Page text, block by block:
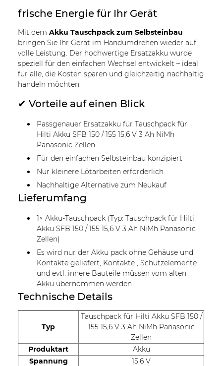
frische Energie für Ihr Gerät
Mit dem Akku Tauschpack zum Selbsteinbau
bringen Sie Ihr Gerät im Handumdrehen wieder auf
volle Leistung. Der hochwertige Ersatzakku wurde
speziell für den einfachen Wechsel entwickelt – ideal
für alle, die Kosten sparen und gleichzeitig nachhaltig
handeln möchten.
✔ Vorteile auf einen Blick
Passgenauer Ersatzakku für Tauschpack für
Hilti Akku SFB 150 / 155 15,6 V 3 Ah NiMh
Panasonic Zellen
Für den einfachen Selbsteinbau konzipiert
Nur kleinere Lötarbeiten erforderlich
Nachhaltige Alternative zum Neukauf
Lieferumfang
1× Akku-Tauschpack (Typ: Tauschpack für Hilti
Akku SFB 150 / 155 15,6 V 3 Ah NiMh Panasonic
Zellen)
Es wird nur der Akku pack ohne Gehäuse und
Kontakte geliefert, Kontakte , Schutzelemente
und evtl. innere Bauteile müssen vom alten
Akku übernommen werden
Technische Details
Typ
Tauschpack für Hilti Akku SFB 150 /
155 15,6 V 3 Ah NiMh Panasonic
Zellen
Produktart
Akku
Spannung
15,6 V